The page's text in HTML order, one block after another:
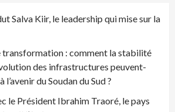
Salva Kiir, le leadership qui mise sur la
transformation : comment la stabilité
des infrastructures peuvent-
du Soudan du Sud ?
le Président Ibrahim Traoré, le pays